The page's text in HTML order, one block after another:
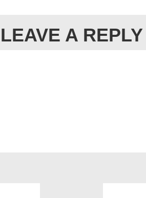
LEAVE A REPLY